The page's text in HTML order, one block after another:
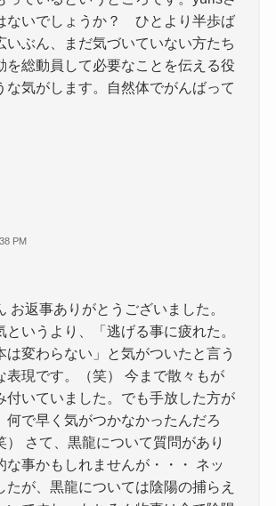
ないでしょうか？ ひとより半歩ば
いぶん、まだ気づいていない方たち
を総動員して必要なことを伝える役
な気がします。自然体でがんばって
PM
お返事ありがとうございました。
というより、「逃げる事に疲れた。
は変わらない」と気がついたと言う
表現です。（笑） 今まで散々もが
付いていました。でも手放した方が
何で早く気がつかなかったんだろ
） さて、黒龍について質問があり
な事かもしれませんが・・・ ネッ
たが、黒龍については陰陽の捕らえ